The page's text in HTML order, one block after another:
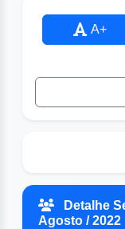
A+
Detalhe
Agosto / 2022